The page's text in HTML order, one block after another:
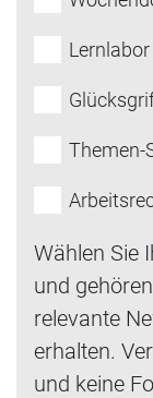
Lernlabor
Themen-
Wählen Sie
und
relevante
erhalten.
und keine